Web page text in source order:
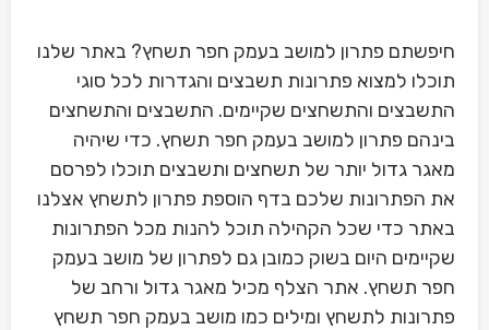
חיפשתם פתרון למושב בעמק חפר תשחץ? באתר שלנו
תוכלו למצוא פתרונות תשבצים והגדרות לכל סוגי
התשבצים והתשחצים שקיימים. התשבצים והתשחצים
בינהם פתרון למושב בעמק חפר תשחץ. כדי שיהיה
מאגר גדול יותר של תשחצים ותשבצים תוכלו לפרסם
את הפתרונות שלכם בדף הוספת פתרון לתשחץ אצלנו
באתר כדי שכל הקהילה תוכל להנות מכל הפתרונות
שקיימים היום בשוק כמובן גם לפתרון של מושב בעמק
חפר תשחץ. אתר הצלף מכיל מאגר גדול ורחב של
פתרונות לתשחץ ומילים כמו מושב בעמק חפר תשחץ